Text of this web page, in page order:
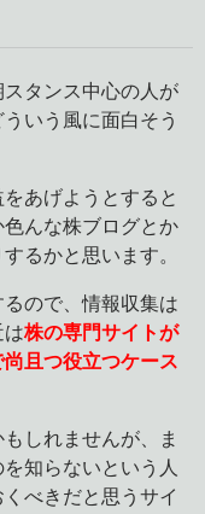
タンス中心の人が
いう風に面白そう
あげようとすると
んな株ブログとか
るかと思います。
ので、情報収集は
株の専門サイトが
且つ役立つケース
しれませんが、ま
知らないという人
べきだと思うサイ